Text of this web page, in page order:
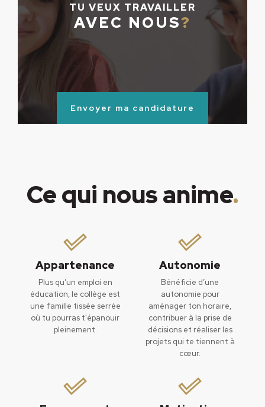
TU VEUX TRAVAILLER
AVEC NOUS?
Envoyer ma candidature
Ce qui nous anime.
Appartenance
Plus qu’un emploi en
éducation, le collège est
une famille tissée serrée
où tu pourras t'épanouir
pleinement.
Autonomie
Bénéficie d’une
autonomie pour
aménager ton horaire,
contribuer à la prise de
décisions et réaliser les
projets qui te tiennent à
cœur.